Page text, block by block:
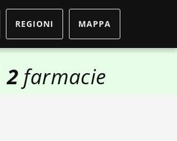
REGIONI MAPPA
2 farmacie